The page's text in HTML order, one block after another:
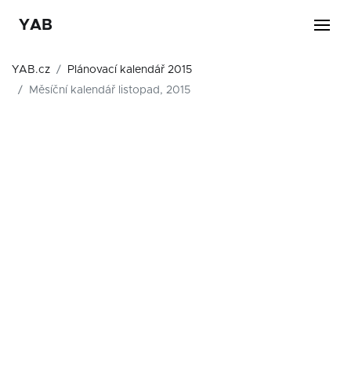
YAB
YAB.cz
Plánovací kalendář 2015
Měsíční kalendář listopad, 2015